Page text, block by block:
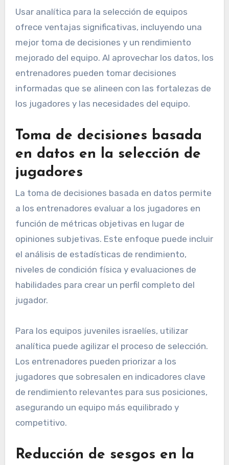
Usar analítica para la selección de equipos
ofrece ventajas significativas, incluyendo una
mejor toma de decisiones y un rendimiento
mejorado del equipo. Al aprovechar los datos, los
entrenadores pueden tomar decisiones
informadas que se alineen con las fortalezas de
los jugadores y las necesidades del equipo.
Toma de decisiones basada
en datos en la selección de
jugadores
La toma de decisiones basada en datos permite
a los entrenadores evaluar a los jugadores en
función de métricas objetivas en lugar de
opiniones subjetivas. Este enfoque puede incluir
el análisis de estadísticas de rendimiento,
niveles de condición física y evaluaciones de
habilidades para crear un perfil completo del
jugador.
Para los equipos juveniles israelíes, utilizar
analítica puede agilizar el proceso de selección.
Los entrenadores pueden priorizar a los
jugadores que sobresalen en indicadores clave
de rendimiento relevantes para sus posiciones,
asegurando un equipo más equilibrado y
competitivo.
Reducción de sesgos en la